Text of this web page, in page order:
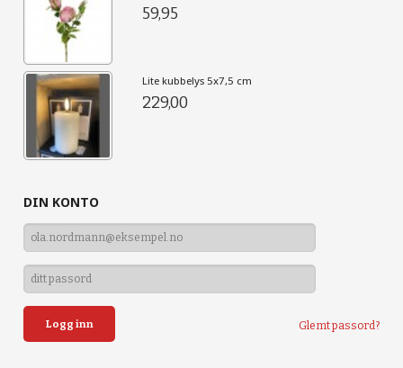
59,95
Lite kubbelys 5x7,5 cm
229,00
DIN KONTO
Glemt passord?